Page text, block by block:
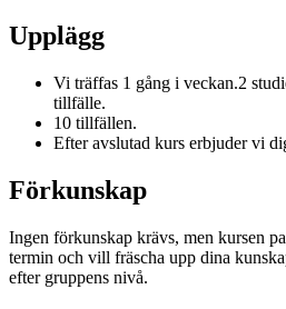
Upplägg
Vi träffas 1 gång i veckan.2
tillfälle.
10 tillfällen.
Efter avslutad kurs erbjuder vi
Förkunskap
Ingen förkunskap krävs, men kursen
termin och vill fräscha upp dina
efter gruppens nivå.